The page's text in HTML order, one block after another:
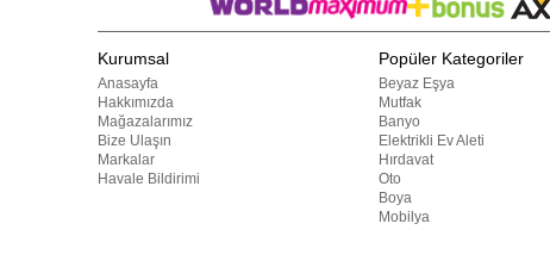
Kurumsal
Anasayfa
Hakkımızda
Mağazalarımız
Bize Ulaşın
Markalar
Havale Bildirimi
Popüler Kategoriler
Beyaz Eşya
Mutfak
Banyo
Elektrikli Ev Aleti
Hırdavat
Oto
Boya
Mobilya